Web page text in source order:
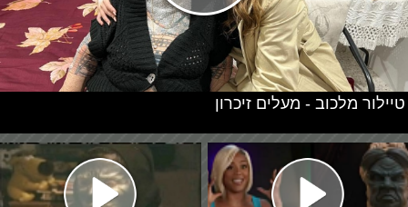
טיילור מלכוב - מעלים זיכרון